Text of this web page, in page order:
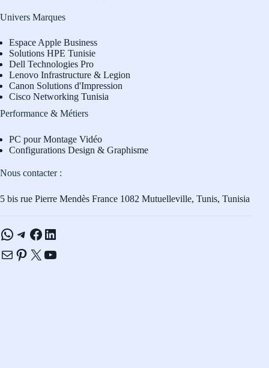
Univers Marques
Espace Apple Business
Solutions HPE Tunisie
Dell Technologies Pro
Lenovo Infrastructure & Legion
Canon Solutions d'Impression
Cisco Networking Tunisia
Performance & Métiers
PC pour Montage Vidéo
Configurations Design & Graphisme
Nous contacter :
5 bis rue Pierre Mendès France 1082 Mutuelleville, Tunis, Tunisia
WhatsApp
Telegram
Facebook
LinkedIn
E-mailPinterest
X YouTube